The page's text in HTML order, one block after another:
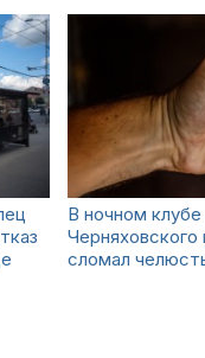
В ночном клубе
Черняховского
сломал